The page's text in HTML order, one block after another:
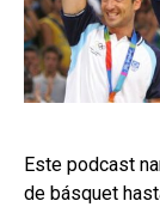
Este podcast
de básquet